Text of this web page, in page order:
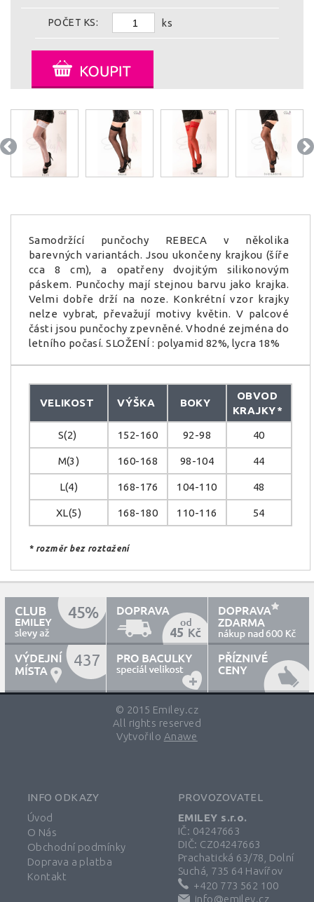
POČET KS: ks
Samodržící punčochy REBECA v několika
barevných variantách. Jsou ukončeny krajkou (šíře
cca 8 cm), a opatřeny dvojitým silikonovým
páskem. Punčochy mají stejnou barvu jako krajka.
Velmi dobře drží na noze. Konkrétní vzor krajky
nelze vybrat, převažují motivy květin. V palcové
části jsou punčochy zpevněné. Vhodné zejména do
letního počasí. SLOŽENÍ : polyamid 82%, lycra 18%
VELIKOST VÝŠKA BOKY
OBVOD
KRAJKY*
S(2) 152-160 92-98 40
M(3) 160-168 98-104 44
L(4) 168-176 104-110 48
XL(5) 168-180 110-116 54
* rozměr bez roztažení
45 600
437
© 2015 Emiley.cz
All rights reserved
Vytvořilo Anawe
INFO ODKAZY
Úvod
O Nás
Obchodní podmínky
Doprava a platba
Kontakt
PROVOZOVATEL
EMILEY s.r.o.
IČ: 04247663
DIČ: CZ04247663
Prachatická 63/78, Dolní
Suchá, 735 64 Havířov
+420 773 562 100
info@emiley.cz